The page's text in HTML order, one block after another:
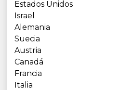
Estados Unidos
Israel
Alemania
Suecia
Austria
Canadá
Francia
Italia